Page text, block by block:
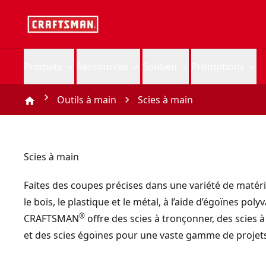
Outils à main Scies à main
Scies à main
Faites des coupes précises dans une variété de
le bois, le plastique et le métal, à l’aide d’égoïnes
CRAFTSMAN® offre des scies à tronçonner, des scies
et des scies égoïnes pour une vaste gamme de